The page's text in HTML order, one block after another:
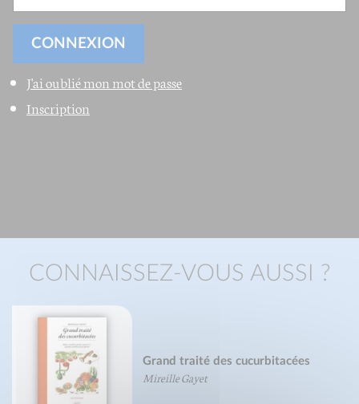
J'ai oublié mon mot de passe
Inscription
CONNAISSEZ-VOUS AUSSI ?
Grand traité des cucurbitacées
Mireille Gayet